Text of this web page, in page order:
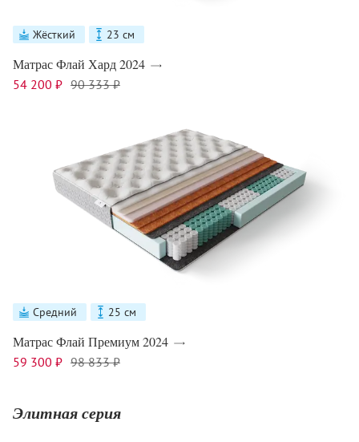
Жёсткий 23 см
Матрас Флай Хард 2024
54 200 ₽ 90 333 ₽
Средний 25 см
Матрас Флай Премиум 2024
59 300 ₽ 98 833 ₽
Элитная серия